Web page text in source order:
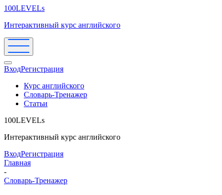
100LEVELs
Интерактивный курс английского
ВходРегистрация
Курс английского
Словарь-Тренажер
Статьи
100LEVELs
Интерактивный курс английского
ВходРегистрация
Главная
-
Словарь-Тренажер